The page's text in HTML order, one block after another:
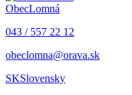
ObecLomná
043 / 557 22 12
obeclomna@orava.sk
SKSlovensky